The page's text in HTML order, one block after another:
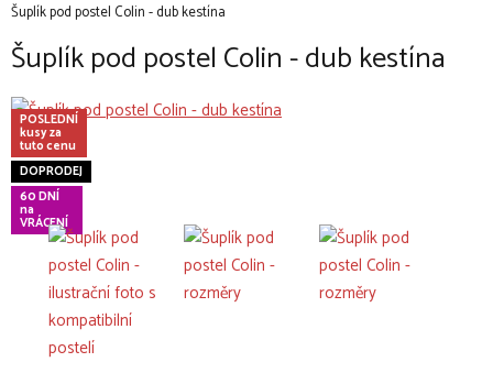
Šuplík pod postel Colin - dub kestína
Šuplík pod postel Colin - dub kestína
POSLEDNÍ
kusy za
tuto cenu
DOPRODEJ
60 DNÍ
na
VRÁCENÍ